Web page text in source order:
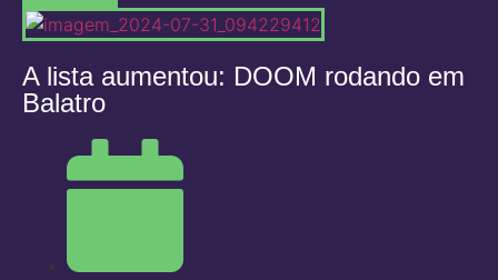
A lista aumentou: DOOM rodando em
Balatro